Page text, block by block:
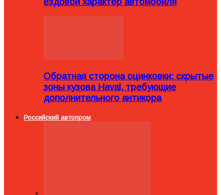
Обратная сторона оцинковки: скрытые
зоны кузова Haval, требующие
дополнительного антикора
Российский автопром